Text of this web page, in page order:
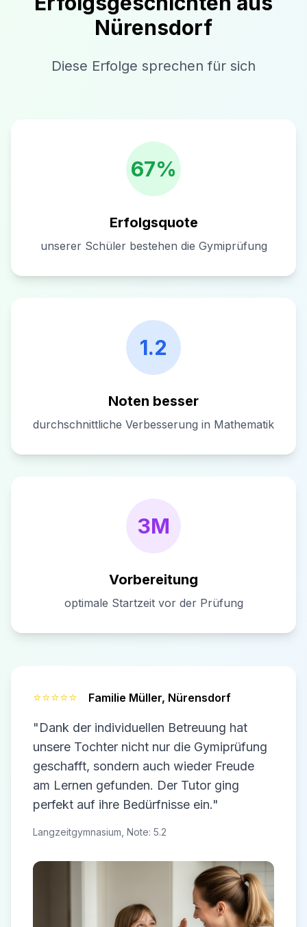
Nürensdorf
Diese Erfolge sprechen für sich
67%
Erfolgsquote
unserer Schüler bestehen die Gymiprüfung
1.2
Noten besser
durchschnittliche Verbesserung in Mathematik
3M
Vorbereitung
optimale Startzeit vor der Prüfung
⭐⭐⭐⭐⭐ Familie Müller, Nürensdorf
"Dank der individuellen Betreuung hat
unsere Tochter nicht nur die Gymiprüfung
geschafft, sondern auch wieder Freude
am Lernen gefunden. Der Tutor ging
perfekt auf ihre Bedürfnisse ein."
Langzeitgymnasium, Note: 5.2